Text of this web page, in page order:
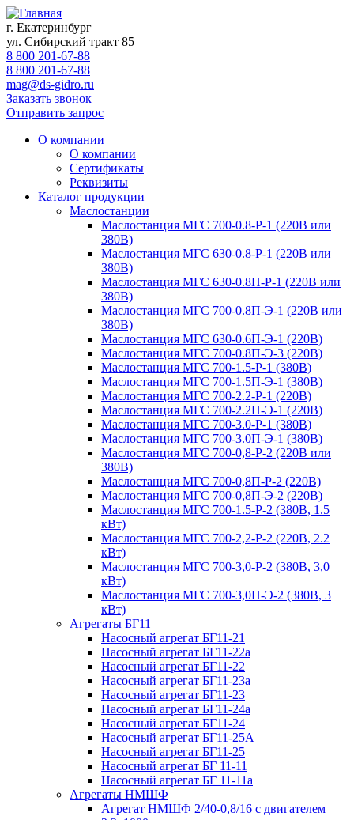
г. Екатеринбург
ул. Сибирский тракт 85
8 800 201-67-88
8 800 201-67-88
mag@ds-gidro.ru
Заказать звонок
Отправить запрос
О компании
О компании
Сертификаты
Реквизиты
Каталог продукции
Маслостанции
Маслостанция МГС 700-0.8-Р-1 (220В или
380В)
Маслостанция МГС 630-0.8-Р-1 (220В или
380В)
Маслостанция МГС 630-0.8П-Р-1 (220В или
380В)
Маслостанция МГС 700-0.8П-Э-1 (220В или
380В)
Маслостанция МГС 630-0.6П-Э-1 (220В)
Маслостанция МГС 700-0.8П-Э-3 (220В)
Маслостанция МГС 700-1.5-Р-1 (380В)
Маслостанция МГС 700-1.5П-Э-1 (380В)
Маслостанция МГС 700-2.2-Р-1 (220В)
Маслостанция МГС 700-2.2П-Э-1 (220В)
Маслостанция МГС 700-3.0-Р-1 (380В)
Маслостанция МГС 700-3.0П-Э-1 (380В)
Маслостанция МГС 700-0,8-Р-2 (220В или
380В)
Маслостанция МГС 700-0,8П-Р-2 (220В)
Маслостанция МГС 700-0,8П-Э-2 (220В)
Маслостанция МГС 700-1.5-Р-2 (380В, 1.5
кВт)
Маслостанция МГС 700-2,2-Р-2 (220В, 2.2
кВт)
Маслостанция МГС 700-3,0-Р-2 (380В, 3,0
кВт)
Маслостанция МГС 700-3,0П-Э-2 (380В, 3
кВт)
Агрегаты БГ11
Насосный агрегат БГ11-21
Насосный агрегат БГ11-22а
Насосный агрегат БГ11-22
Насосный агрегат БГ11-23а
Насосный агрегат БГ11-23
Насосный агрегат БГ11-24а
Насосный агрегат БГ11-24
Насосный агрегат БГ11-25А
Насосный агрегат БГ11-25
Насосный агрегат БГ 11-11
Насосный агрегат БГ 11-11а
Агрегаты НМШФ
Агрегат НМШФ 2/40-0,8/16 с двигателем